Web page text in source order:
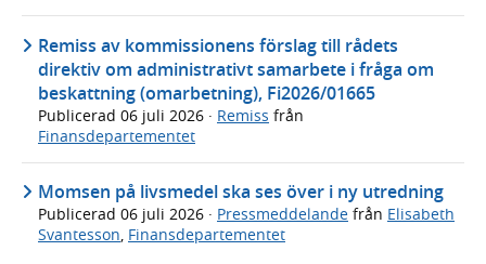
Remiss av kommissionens förslag till rådets
direktiv om administrativt samarbete i fråga om
beskattning (omarbetning), Fi2026/01665
Publicerad 06 juli 2026 · Remiss från
Finansdepartementet
Momsen på livsmedel ska ses över i ny utredning
Publicerad 06 juli 2026 · Pressmeddelande från Elisabeth
Svantesson, Finansdepartementet